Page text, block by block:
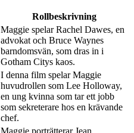
Rollbeskrivning
Maggie spelar Rachel Dawes, en
advokat och Bruce Waynes
barndomsvän, som dras in i
Gotham Citys kaos.
I denna film spelar Maggie
huvudrollen som Lee Holloway,
en ung kvinna som tar ett jobb
som sekreterare hos en krävande
chef.
Maggie porträtterar Jean